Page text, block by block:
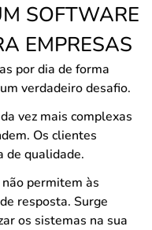
SOFTWARE
EMPRESAS
por dia de forma
verdadeiro desafio.
vez mais complexas
Os clientes
de qualidade.
permitem às
resposta. Surge
os sistemas na sua